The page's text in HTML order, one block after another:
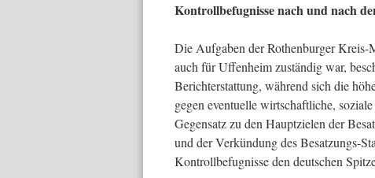
Kontrollbefugnisse nach und nach
Die Aufgaben der Rothenburger Kreis-
auch für Uffenheim zuständig war,
Berichterstattung, während sich die
gegen eventuelle wirtschaftliche,
Gegensatz zu den Hauptzielen der
und der Verkündung des Besatzungs-
Kontrollbefugnisse den deutschen